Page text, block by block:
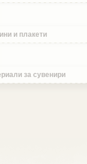
и плакети
за сувенири